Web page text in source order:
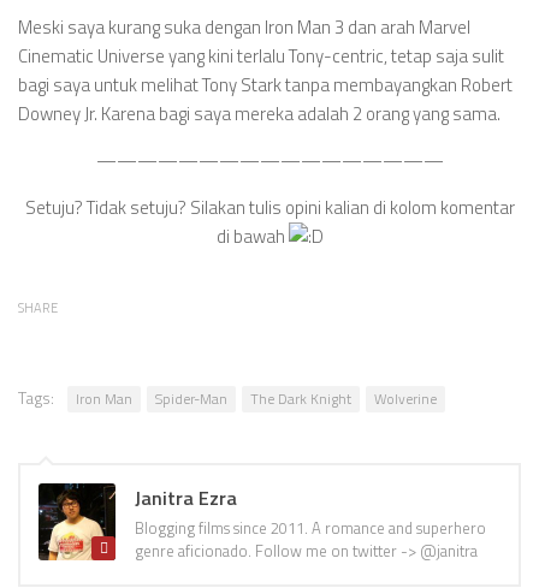
Meski saya kurang suka dengan Iron Man 3 dan arah Marvel
Cinematic Universe yang kini terlalu Tony-centric, tetap saja sulit
bagi saya untuk melihat Tony Stark tanpa membayangkan Robert
Downey Jr. Karena bagi saya mereka adalah 2 orang yang sama.
—————————————————
Setuju? Tidak setuju? Silakan tulis opini kalian di kolom komentar
di bawah
SHARE
Tags: Iron Man Spider-Man The Dark Knight Wolverine
Janitra Ezra
Blogging films since 2011. A romance and superhero
genre aficionado. Follow me on twitter -> @janitra